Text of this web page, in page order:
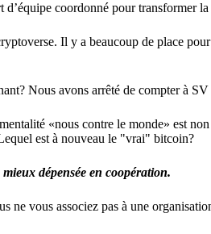
coordonné pour transformer la
Il y a beaucoup de place
Nous avons arrêté de compter à
«nous contre le monde» est
est à nouveau le "vrai" bitcoin?
dépensée en coopération.
ne vous associez pas à une